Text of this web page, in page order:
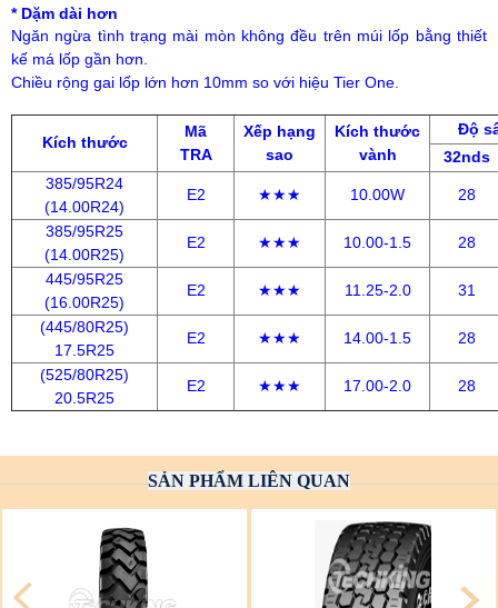
* Dặm dài hơn
Ngăn ngừa tình trạng mài mòn không đều trên múi lốp bằng thiết
kế má lốp gần hơn.
Chiều rộng gai lốp lớn hơn 10mm so với hiệu Tier One.
Kích thước
Mã
TRA
Xếp hạng
sao
Kích thước
vành
Độ
32nds
385/95R24
(14.00R24)
E2 ★★★ 10.00W 28
385/95R25
(14.00R25)
E2 ★★★ 10.00-1.5 28
445/95R25
(16.00R25)
E2 ★★★ 11.25-2.0 31
(445/80R25)
17.5R25
E2 ★★★ 14.00-1.5 28
(525/80R25)
20.5R25
E2 ★★★ 17.00-2.0 28
SẢN PHẨM LIÊN QUAN